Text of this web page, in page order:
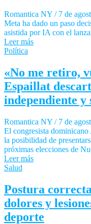
Romantica NY / 7 de
Meta ha dado un paso
asistida por IA con el
Leer más
Política
«No me retiro,
Espaillat
independiente y
Romantica NY / 7 de
El congresista
la posibilidad de
próximas elecciones de
Leer más
Salud
Postura
dolores y
deporte